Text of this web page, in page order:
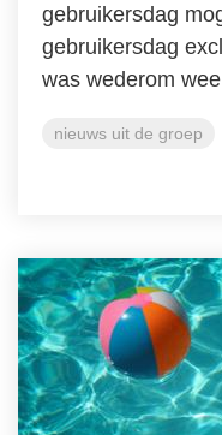
gebruikersdag
gebruikersdag
was wederom
nieuws uit de groep